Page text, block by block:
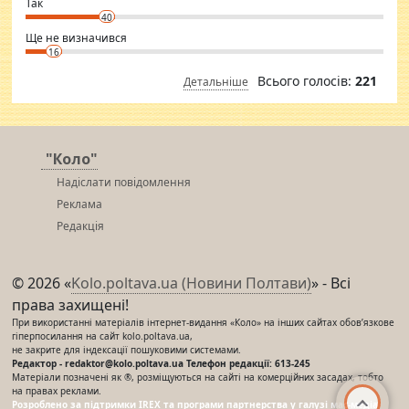
Так
40
Ще не визначився
16
Детальніше Всього голосів: 221
"Коло"
Надіслати повідомлення
Реклама
Редакція
© 2026 «Kolo.poltava.ua (Новини Полтави)» - Всі
права захищені!
При використанні матеріалів інтернет-видання «Коло» на інших сайтах обов’язкове
гіперпосилання на сайт kolo.poltava.ua,
не закрите для індексації пошуковими системами.
Редактор - redaktor@kolo.poltava.ua Телефон редакції: 613-245
Матеріали позначені як ®, розміщуються на сайті на комерційних засадах, тобто
на правах реклами.
Розроблено за підтримки IREX та програми партнерства у галузі мас-медіа